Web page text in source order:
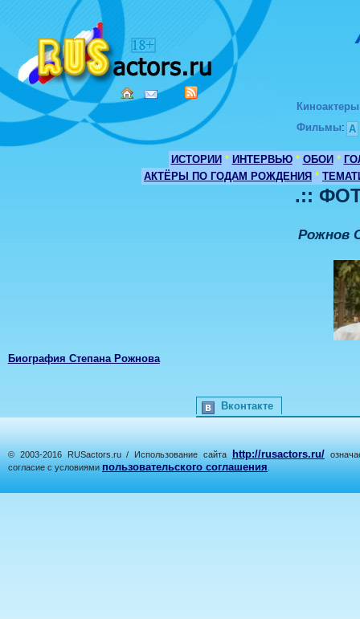
Киноактеры
Фильмы: А
ИСТОРИИ * ИНТЕРВЬЮ * ОБОИ *
АКТЁРЫ ПО ГОДАМ РОЖДЕНИЯ *
.::
Рожнов
Биография Степана Рожнова
Вконтакте
© 2003-2016 RUSactors.ru / Использование сайта http://rusactors.ru/
согласие с условиями пользовательского соглашения